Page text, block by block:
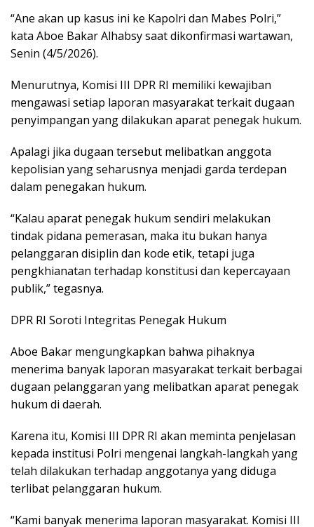
“Ane akan up kasus ini ke Kapolri dan Mabes Polri,”
kata Aboe Bakar Alhabsy saat dikonfirmasi wartawan,
Senin (4/5/2026).
Menurutnya, Komisi III DPR RI memiliki kewajiban
mengawasi setiap laporan masyarakat terkait dugaan
penyimpangan yang dilakukan aparat penegak hukum.
Apalagi jika dugaan tersebut melibatkan anggota
kepolisian yang seharusnya menjadi garda terdepan
dalam penegakan hukum.
“Kalau aparat penegak hukum sendiri melakukan
tindak pidana pemerasan, maka itu bukan hanya
pelanggaran disiplin dan kode etik, tetapi juga
pengkhianatan terhadap konstitusi dan kepercayaan
publik,” tegasnya.
DPR RI Soroti Integritas Penegak Hukum
Aboe Bakar mengungkapkan bahwa pihaknya
menerima banyak laporan masyarakat terkait berbagai
dugaan pelanggaran yang melibatkan aparat penegak
hukum di daerah.
Karena itu, Komisi III DPR RI akan meminta penjelasan
kepada institusi Polri mengenai langkah-langkah yang
telah dilakukan terhadap anggotanya yang diduga
terlibat pelanggaran hukum.
“Kami banyak menerima laporan masyarakat. Komisi III